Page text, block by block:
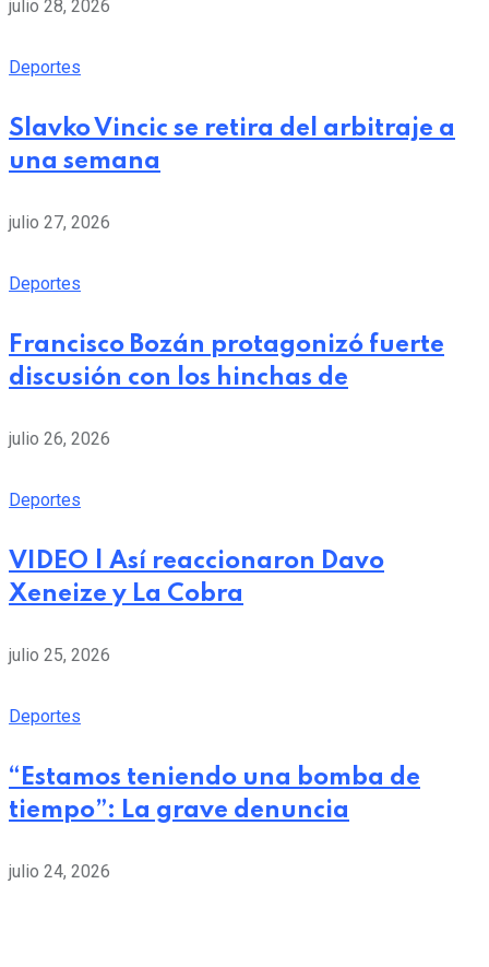
julio 28, 2026
Deportes
Slavko Vincic se retira del arbitraje a
una semana
julio 27, 2026
Deportes
Francisco Bozán protagonizó fuerte
discusión con los hinchas de
julio 26, 2026
Deportes
VIDEO | Así reaccionaron Davo
Xeneize y La Cobra
julio 25, 2026
Deportes
“Estamos teniendo una bomba de
tiempo”: La grave denuncia
julio 24, 2026